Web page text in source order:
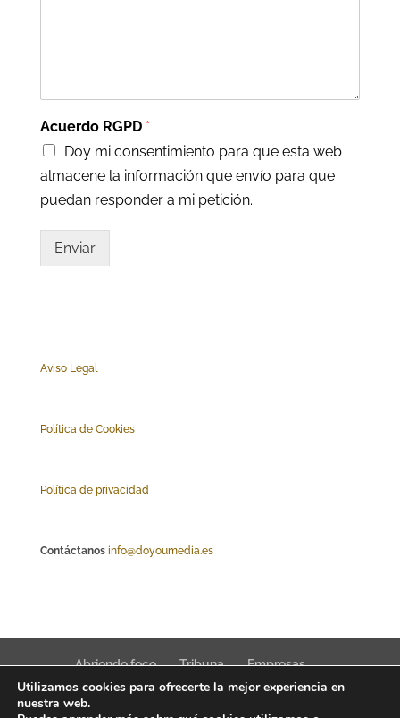
Acuerdo RGPD *
Doy mi consentimiento para que esta web
almacene la información que envío para que
puedan responder a mi petición.
Enviar
Aviso Legal
Política de Cookies
Política de privacidad
Contáctanos info@doyoumedia.es
Abriendo foco Tribuna
Empresas
Actualidad
Innovación Tendencias
Utilizamos cookies para ofrecerte la mejor experiencia en
nuestra web.